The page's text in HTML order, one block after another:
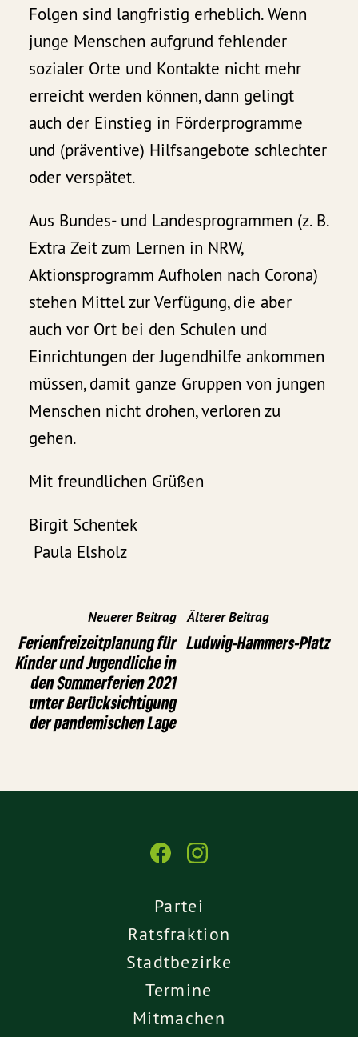
Folgen sind langfristig erheblich. Wenn
junge Menschen aufgrund fehlender
sozialer Orte und Kontakte nicht mehr
erreicht werden können, dann gelingt
auch der Einstieg in Förderprogramme
und (präventive) Hilfsangebote schlechter
oder verspätet.
Aus Bundes- und Landesprogrammen (z. B.
Extra Zeit zum Lernen in NRW,
Aktionsprogramm Aufholen nach Corona)
stehen Mittel zur Verfügung, die aber
auch vor Ort bei den Schulen und
Einrichtungen der Jugendhilfe ankommen
müssen, damit ganze Gruppen von jungen
Menschen nicht drohen, verloren zu
gehen.
Mit freundlichen Grüßen
Birgit Schentek
Paula Elsholz
Neuerer Beitrag
Ferienfreizeitplanung für
Kinder und Jugendliche in
den Sommerferien 2021
unter Berücksichtigung
der pandemischen Lage
Älterer Beitrag
Ludwig-Hammers-Platz
Partei
Ratsfraktion
Stadtbezirke
Termine
Mitmachen